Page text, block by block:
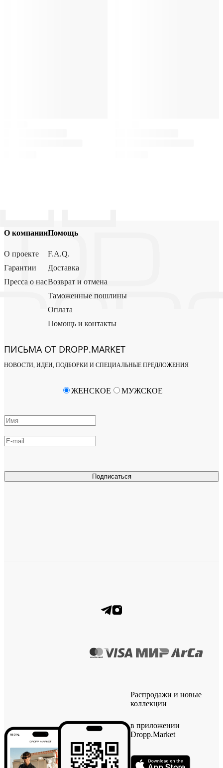
О компании
О проекте
Гарантии
Пресса о нас
Помощь
F.A.Q.
Доставка
Возврат и отмена
Таможенные пошлины
Оплата
Помощь и контакты
ПИСЬМА ОТ DROPP.MARKET
НОВОСТИ, ИДЕИ, ПОДБОРКИ И СПЕЦИАЛЬНЫЕ ПРЕДЛОЖЕНИЯ
Подписаться
ЖЕНСКОЕ МУЖСКОЕ
Распродажи и новые
коллекции
в приложении
Dropp.Market